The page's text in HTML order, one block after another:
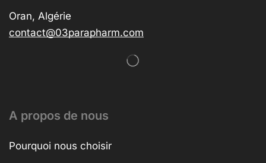
Oran, Algérie
contact@03parapharm.com
A propos de nous
Pourquoi nous choisir